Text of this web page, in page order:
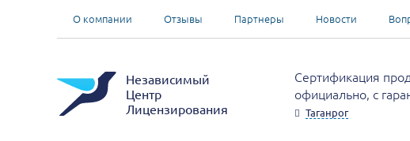
О компании Отзывы Партнеры Новости
Независимый
Центр
Лицензирования
Сертификация
официально, с
Таганрог